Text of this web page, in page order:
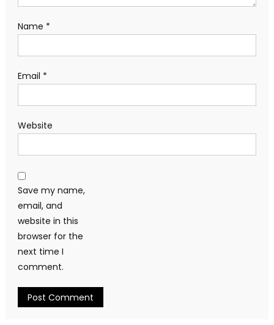
Name *
Email *
Website
Save my name,
email, and
website in this
browser for the
next time I
comment.